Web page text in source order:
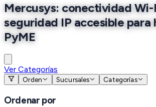
Mercusys: conectividad Wi-
seguridad IP accesible para
PyME
Ver Categorías
Orden Sucursales Categorías
Ordenar por